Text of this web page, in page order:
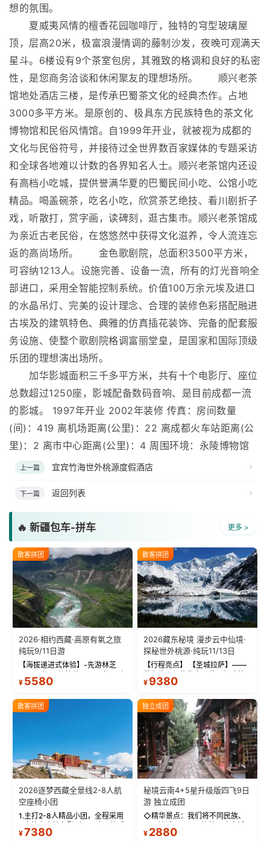
想的氛围。
夏威夷风情的檀香花园咖啡厅，独特的穹型玻璃屋
顶，层高20米，极富浪漫情调的藤制沙发，夜晚可观满天
星斗。6楼设有9个茶室包房，其雅致的格调和良好的私密
性，是您商务洽谈和休闲聚友的理想场所。 顺兴老茶
馆地处酒店三楼，是传承巴蜀茶文化的经典杰作。占地
3000多平方米。是原创的、极具东方民族特色的茶文化
博物馆和民俗风情馆。自1999年开业，就被视为成都的
文化与民俗符号，并接待过全世界数百家媒体的专题采访
和全球各地难以计数的各界知名人士。顺兴老茶馆内还设
有高档小吃城，提供誉满华夏的巴蜀民间小吃、公馆小吃
精品。喝盖碗茶，吃名小吃，欣赏茶艺绝技、看川剧折子
戏，听散打，赏字画，读碑刻，逛古集市。顺兴老茶馆成
为亲近古老民俗，在悠悠然中获得文化滋养，令人流连忘
返的高尚场所。 金色歌剧院，总面积3500平方米，
可容纳1213人。设施完善、设备一流，所有的灯光音响全
部进口，采用全智能控制系统。价值100万余元埃及进口
的水晶吊灯、完美的设计理念、合理的装修色彩搭配融进
古埃及的建筑特色、典雅的仿真插花装饰、完备的配套服
务设施、使整个歌剧院格调富丽堂皇，是国家和国际顶级
乐团的理想演出场所。
加华影城面积三千多平方米，共有十个电影厅、座位
总数超过1250座，影城配备数码音响、是目前成都一流
的影城。 1997年开业 2002年装修 传真：房间数量
(间)：419 离机场距离(公里)：22 离成都火车站距离(公
里)：2 离市中心距离(公里)：4 周围环境：永陵博物馆
上一篇 宜宾竹海世外桃源度假酒店
下一篇 返回列表
🔥 新疆包车-拼车 更多 >
散客拼团
2026·相约西藏·高原有氧之旅
纯玩9/11日游
【海拔递进式体验】-先游林芝
(2900米)再访拉萨(3650米)，亲
测 99%游客零高反 。 【贴心保
反根本不是事儿 ！ 【无人机航
拍】-雪山/圣湖/...
¥ 5580
散客拼团
2026藏东秘境 漫步云中仙境·
探秘世外桃源·纯玩11/13日
【行程亮点】 【圣城拉萨】——
带上信心与信仰去西藏，行吟拉
萨，感受这座城与生俱来的与众
城堡寺院于一体的宏伟建筑，是
西藏最完整的古代...
¥ 9380
散客拼团
2026逐梦西藏全景线2-8人航
空座椅小团
1.主打2-8人精品小团，全程采用
9座航空座椅车型（360度环抱式
座舱），提供VIP级别的舒适出行
¥7380
独立成团
秘境云南4+5星升级版四飞9日
游 独立成团
◇精华景点：我们将不同民族、
不同地域、不同风格的三座古城
—【大理古城、丽江古城、香格
¥ 2880